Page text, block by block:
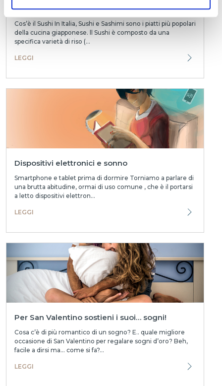
Sushi: aiuta a dormire bene?
Cos’è il Sushi In Italia, Sushi e Sashimi sono i piatti più popolari
della cucina giapponese. ll Sushi è composto da una
specifica varietà di riso (...
LEGGI
Dispositivi elettronici e sonno
Smartphone e tablet prima di dormire Torniamo a parlare di
una brutta abitudine, ormai di uso comune , che è il portarsi
a letto dispositivi elettron...
LEGGI
Per San Valentino sostieni i suoi… sogni!
Cosa c’è di più romantico di un sogno? E.. quale migliore
occasione di San Valentino per regalare sogni d’oro? Beh,
facile a dirsi ma… come si fa?...
LEGGI